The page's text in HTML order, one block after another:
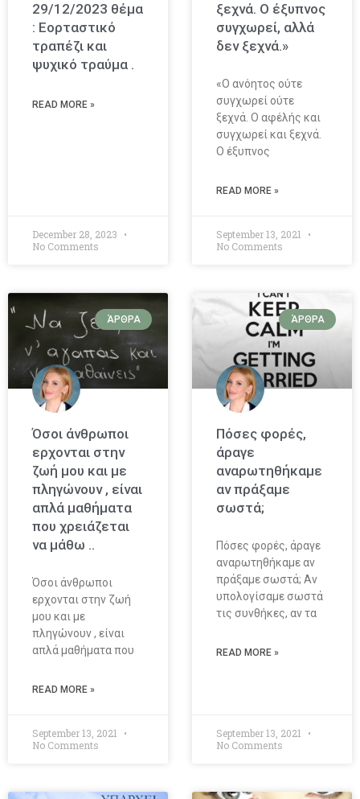
29/12/2023 θέμα
: Εορταστικό
τραπέζι και
ψυχικό τραύμα .
READ MORE »
December 28, 2023
No Comments
ξεχνά. Ο έξυπνος
συγχωρεί, αλλά
δεν ξεχνά.»
«Ο ανόητος ούτε
συγχωρεί ούτε
ξεχνά. Ο αφέλής και
συγχωρεί και ξεχνά.
Ο έξυπνος
READ MORE »
September 13, 2021
No Comments
ΆΡΘΡΑ
Όσοι άνθρωποι
ερχονται στην
ζωή μου και με
πληγώνουν , είναι
απλά μαθήματα
που χρειάζεται
να μάθω ..
Όσοι άνθρωποι
ερχονται στην ζωή
μου και με
πληγώνουν , είναι
απλά μαθήματα που
READ MORE »
September 13, 2021
No Comments
ΆΡΘΡΑ
Πόσες φορές,
άραγε
αναρωτηθήκαμε
αν πράξαμε
σωστά;
Πόσες φορές, άραγε
αναρωτηθήκαμε αν
πράξαμε σωστά; Αν
υπολογίσαμε σωστά
τις συνθήκες, αν τα
READ MORE »
September 13, 2021
No Comments